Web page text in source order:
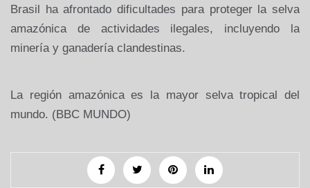
Brasil ha afrontado dificultades para proteger la selva
amazónica de actividades ilegales, incluyendo la
minería y ganadería clandestinas.
La región amazónica es la mayor selva tropical del
mundo. (BBC MUNDO)